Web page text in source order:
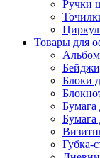
Ручки
Товары для
Блоки
Бумага
Бумага
Губка-